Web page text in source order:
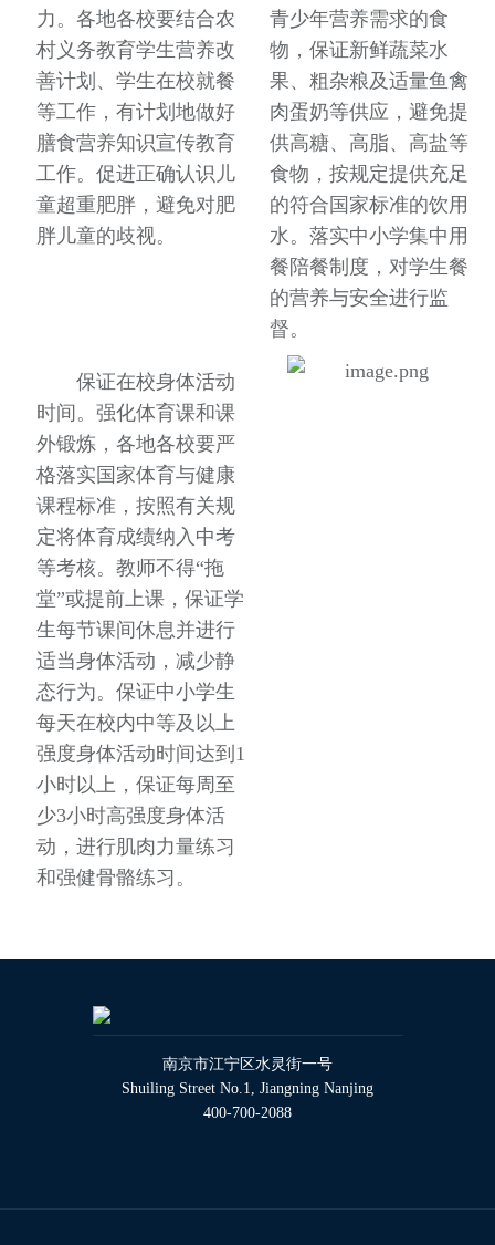
力。各地各校要结合农
村义务教育学生营养改
善计划、学生在校就餐
等工作，有计划地做好
膳食营养知识宣传教育
工作。促进正确认识儿
童超重肥胖，避免对肥
胖儿童的歧视。
青少年营养需求的食
物，保证新鲜蔬菜水
果、粗杂粮及适量鱼禽
肉蛋奶等供应，避免提
供高糖、高脂、高盐等
食物，按规定提供充足
的符合国家标准的饮用
水。落实中小学集中用
餐陪餐制度，对学生餐
的营养与安全进行监
督。
保证在校身体活动
时间。强化体育课和课
外锻炼，各地各校要严
格落实国家体育与健康
课程标准，按照有关规
定将体育成绩纳入中考
等考核。教师不得“拖
堂”或提前上课，保证学
生每节课间休息并进行
适当身体活动，减少静
态行为。保证中小学生
每天在校内中等及以上
强度身体活动时间达到1
小时以上，保证每周至
少3小时高强度身体活
动，进行肌肉力量练习
和强健骨骼练习。
南京市江宁区水灵街一号
Shuiling Street No.1, Jiangning Nanjing
400-700-2088